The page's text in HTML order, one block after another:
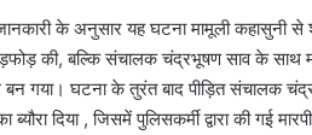
के अनुसार यह घटना मामूली कहासुनी
की, बल्कि संचालक चंद्रभूषण साव के साथ
बन गया। घटना के तुरंत बाद पीड़ित संचालक
ब्यौरा दिया , जिसमें पुलिसकर्मी द्वारा की